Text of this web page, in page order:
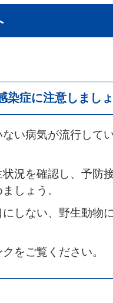
染症に注意しまし
い病気が流行して
況を確認し、予防
しょう。
しない、野生動物
をご覧ください。